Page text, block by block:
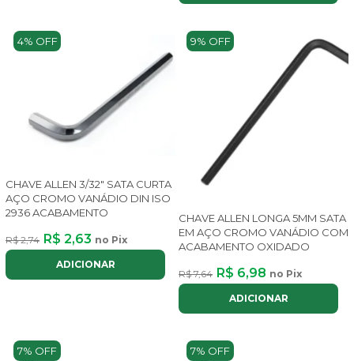
4% OFF
CHAVE ALLEN 3/32" SATA CURTA
AÇO CROMO VANÁDIO DIN ISO
2936 ACABAMENTO
R$ 2,74 R$ 2,63 no Pix
ADICIONAR
9% OFF
CHAVE ALLEN LONGA 5MM SATA
EM AÇO CROMO VANÁDIO COM
ACABAMENTO OXIDADO
R$ 7,64 R$ 6,98 no Pix
ADICIONAR
7% OFF 7% OFF